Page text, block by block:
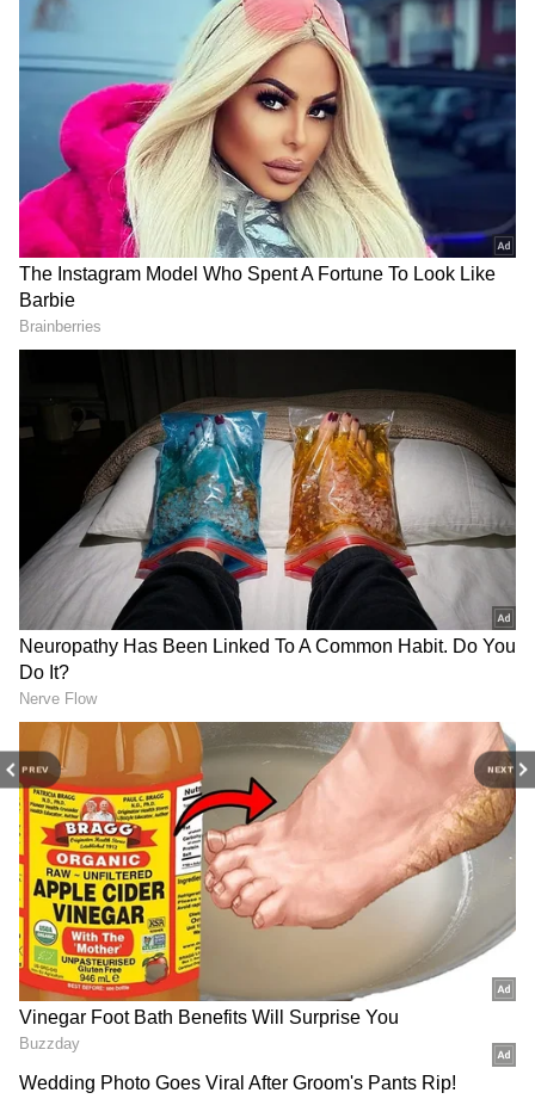
PREV NEXT
Image Credit :Getty
రూ.1,45,910కు చేరిన బంగారం
దేశీయ బులియన్ మార్కెట్‌లో ఈరోజు గోల్డ్ రేట్స్ భారీగా
తగ్గాయి. ముఖ్యంగా హైదరాబాద్ మార్కెట్‌లో 24 క్యారెట్ల 10
గ్రాముల బంగారం ధరలో గణనీయమైన తగ్గుదల
నమోదైంది. ప్రస్తుతం 10 గ్రాముల 24 క్యారెట్ల గోల్డ్ ధర
రూ.1,45,910 వద్ద కొనసాగుతోంది. గత ట్రేడింగ్ సెషన్‌తో
పోలిస్తే ఇది రూ.2,070 తగ్గింది.
క్యారెట్ల బంగారం ధర కూడా తగ్గింది. 10 గ్రాముల 22
క్యారెట్ల గోల్డ్ ప్రస్తుతం రూ.1,33,750 వద్ద అందుబాటులో
ఉంది. ఈ విభాగంలో ధర రూ.1,900 మేర తగ్గడంతో పెళ్లిళ్లు,
శుభకార్యాల కోసం నగలు కొనుగోలు చేయాలనుకునే
కుటుంబాలకు ఇది కొంత ఉపశమనంగా మారింది.